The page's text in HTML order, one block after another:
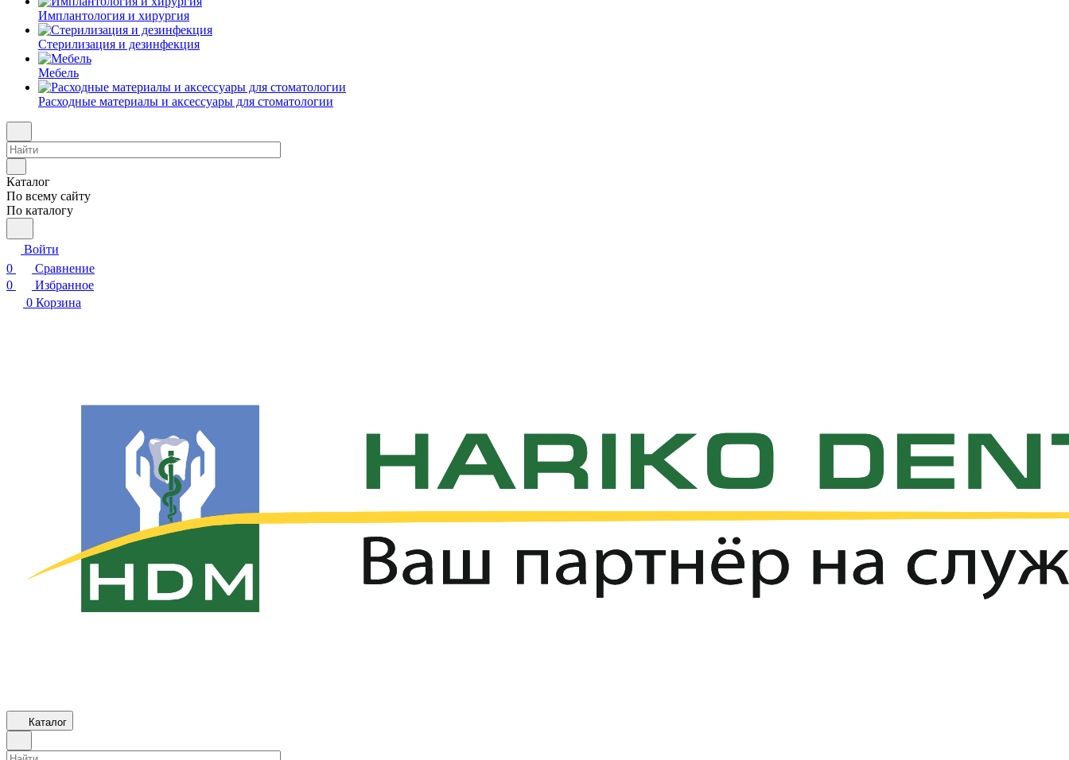
Имплантология и хирургия
Стерилизация и дезинфекция
Мебель
Расходные материалы и аксессуары для стоматологии
Каталог
По всему сайту
По каталогу
Войти
0
Сравнение
0
Избранное
0 Корзина
Каталог